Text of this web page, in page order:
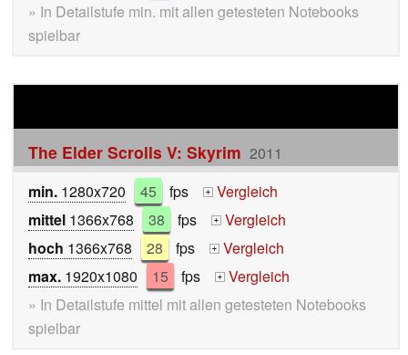
» In Detailstufe min. mit allen getesteten Notebooks
spielbar
The Elder Scrolls V: Skyrim 2011
min. 1280x720 45 fps +
Vergleich
mittel 1366x768 38 fps +
Vergleich
hoch 1366x768 28 fps +
Vergleich
max. 1920x1080 15 fps +
Vergleich
» In Detailstufe mittel mit allen getesteten Notebooks
spielbar